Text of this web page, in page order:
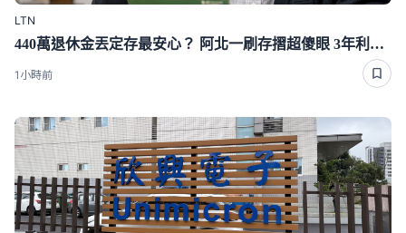
LTN
440萬退休金丟定存最安心？ 阿北一刷存摺超傻眼 3年利息僅1千多
1小時前